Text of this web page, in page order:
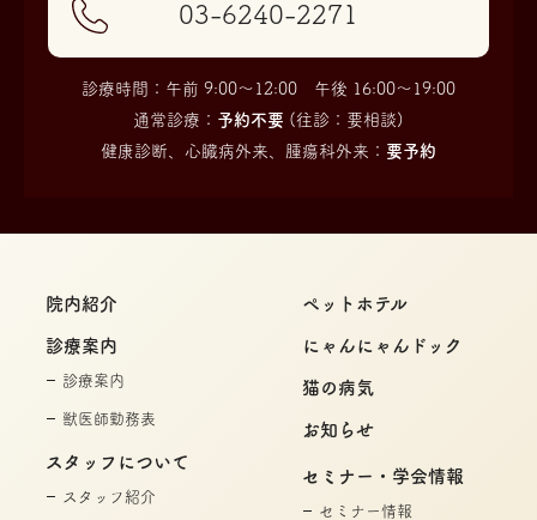
03-6240-2271
診療時間：午前 9:00〜12:00 午後 16:00〜19:00
通常診療： 予約不要 (往診：要相談)
健康診断、心臓病外来、腫瘍科外来： 要予約
院内紹介
診療案内
診療案内
獣医師勤務表
スタッフについて
スタッフ紹介
ペットホテル
にゃんにゃんドック
猫の病気
お知らせ
セミナー・学会情報
セミナー情報